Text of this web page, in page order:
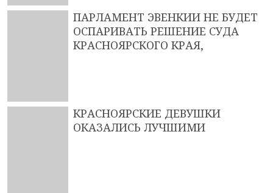
ПАРЛАМЕНТ ЭВЕНКИИ НЕ БУДЕТ
ОСПАРИВАТЬ РЕШЕНИЕ СУДА
КРАСНОЯРСКОГО КРАЯ,
КРАСНОЯРСКИЕ ДЕВУШКИ
ОКАЗАЛИСЬ ЛУЧШИМИ